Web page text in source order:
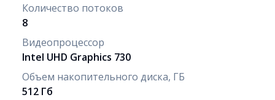
Количество потоков
8
Видеопроцессор
Intel UHD Graphics 730
Объем накопительного диска, ГБ
512 Гб